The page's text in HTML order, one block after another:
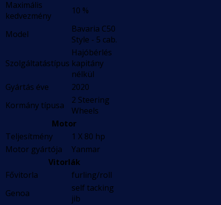
Maximális
kedvezmény
10 %
Model
Bavaria C50
Style - 5 cab.
Szolgáltatástípus
Hajóbérlés
kapitány
nélkül
Gyártás éve
2020
Kormány típusa
2 Steering
Wheels
Motor
Teljesítmény
1 X 80 hp
Motor gyártója
Yanmar
Vitorlák
Fővitorla
furling/roll
Genoa
self tacking
jib